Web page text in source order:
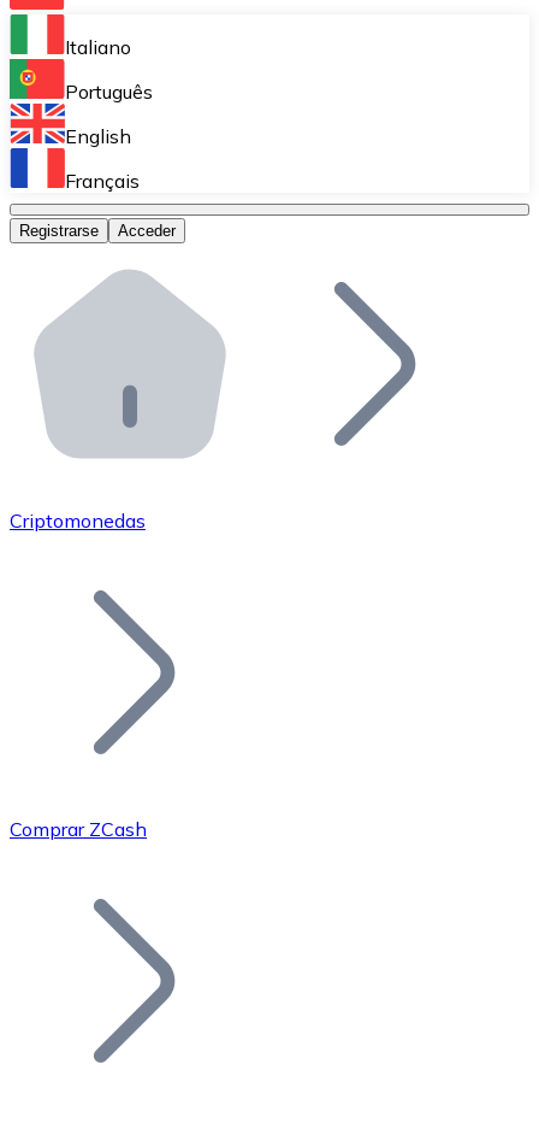
Bitnovo Ramp
Integra nuestra solución en tu plataforma.
Bitnovo Giftcards
Bitnovo OTC
Bitnovo ATM
Integra un ATM Bitnovo en tu negocio y permite que
Bitnovo API
Integra nuestra API en tu ecosistema.
Únete a nuestra red de distribuidores.
Añade tu proyecto a nuestro ecosistema.
Bitcoin
Italiano
Português
English
Français
Registrarse Acceder
Criptomonedas
Comprar ZCash